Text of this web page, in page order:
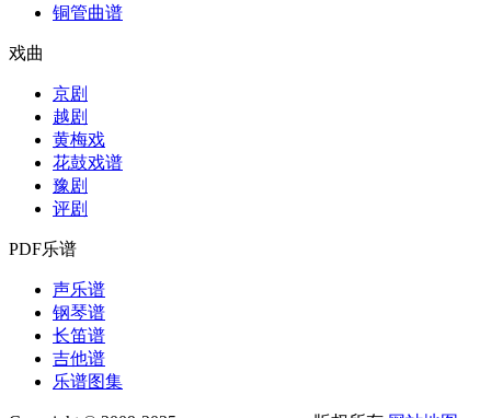
铜管曲谱
戏曲
京剧
越剧
黄梅戏
花鼓戏谱
豫剧
评剧
PDF乐谱
声乐谱
钢琴谱
长笛谱
吉他谱
乐谱图集